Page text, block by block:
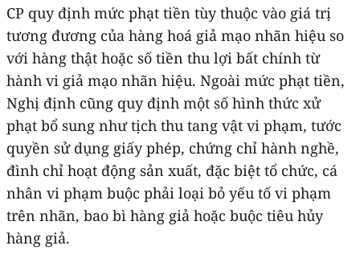
CP quy định mức phạt tiền tùy thuộc vào giá trị
tương đương của hàng hoá giả mạo nhãn hiệu so
với hàng thật hoặc số tiền thu lợi bất chính từ
hành vi giả mạo nhãn hiệu. Ngoài mức phạt tiền,
Nghị định cũng quy định một số hình thức xử
phạt bổ sung như tịch thu tang vật vi phạm, tước
quyền sử dụng giấy phép, chứng chỉ hành nghề,
đình chỉ hoạt động sản xuất, đặc biệt tổ chức, cá
nhân vi phạm buộc phải loại bỏ yếu tố vi phạm
trên nhãn, bao bì hàng giả hoặc buộc tiêu hủy
hàng giả.